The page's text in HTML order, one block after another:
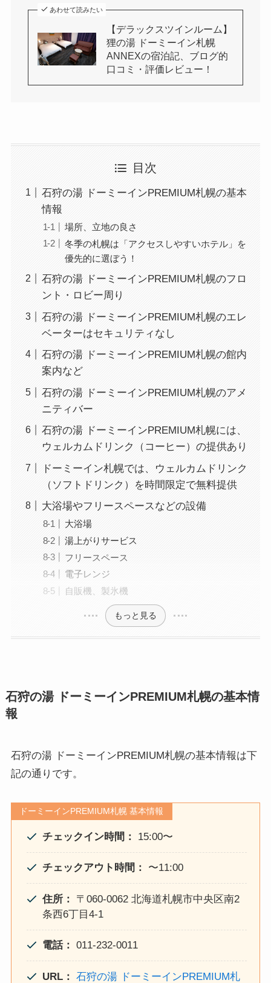
あわせて読みたい
【デラックスツインルーム】
狸の湯 ドーミーイン札幌
ANNEXの宿泊記、ブログ的
口コミ・評価レビュー！
目次
石狩の湯 ドーミーインPREMIUM札幌の基本
情報
場所、立地の良さ
冬季の札幌は「アクセスしやすいホテル」を
優先的に選ぼう！
石狩の湯 ドーミーインPREMIUM札幌のフロ
ント・ロビー周り
石狩の湯 ドーミーインPREMIUM札幌のエレ
ベーターはセキュリティなし
石狩の湯 ドーミーインPREMIUM札幌の館内
案内など
石狩の湯 ドーミーインPREMIUM札幌のアメ
ニティバー
石狩の湯 ドーミーインPREMIUM札幌には、
ウェルカムドリンク（コーヒー）の提供あり
ドーミーイン札幌では、ウェルカムドリンク
（ソフトドリンク）を時間限定で無料提供
大浴場やフリースペースなどの設備
大浴場
湯上がりサービス
フリースペース
電子レンジ
自販機、製氷機
もっと見る
石狩の湯 ドーミーインPREMIUM札幌の基本情
報
石狩の湯 ドーミーインPREMIUM札幌の基本情報は下
記の通りです。
ドーミーインPREMIUM札幌 基本情報
チェックイン時間： 15:00〜
チェックアウト時間： 〜11:00
住所： 〒060-0062 北海道札幌市中央区南2
条西6丁目4-1
電話： 011-232-0011
URL： 石狩の湯 ドーミーインPREMIUM札